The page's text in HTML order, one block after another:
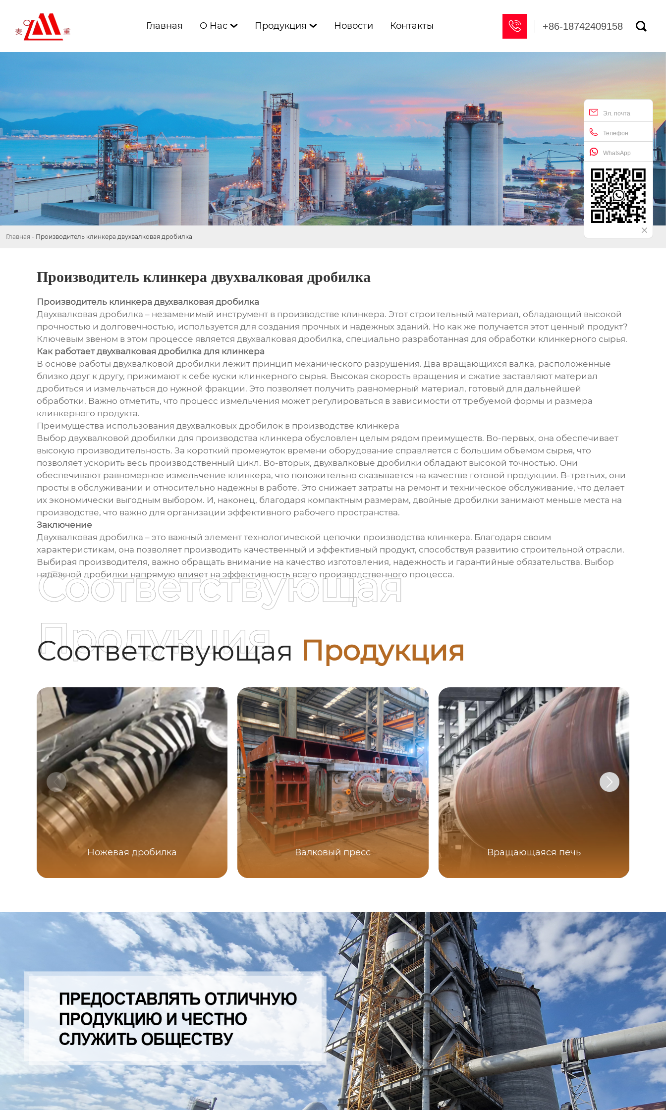
Главная О Нас  Продукция  Новости Контакты  +86-18742409158 
Эл. почта
Телефон
WhatsApp
Главная - Производитель клинкера двухвалковая дробилка
Производитель клинкера двухвалковая дробилка
Производитель клинкера двухвалковая дробилка
Двухвалковая дробилка – незаменимый инструмент в производстве клинкера. Этот строительный материал, обладающий высокой
прочностью и долговечностью, используется для создания прочных и надежных зданий. Но как же получается этот ценный продукт?
Ключевым звеном в этом процессе является двухвалковая дробилка, специально разработанная для обработки клинкерного сырья.
Как работает двухвалковая дробилка для клинкера
В основе работы двухвалковой дробилки лежит принцип механического разрушения. Два вращающихся валка, расположенные
близко друг к другу, прижимают к себе куски клинкерного сырья. Высокая скорость вращения и сжатие заставляют материал
дробиться и измельчаться до нужной фракции. Это позволяет получить равномерный материал, готовый для дальнейшей
обработки. Важно отметить, что процесс измельчения может регулироваться в зависимости от требуемой формы и размера
клинкерного продукта.
Преимущества использования двухвалковых дробилок в производстве клинкера
Выбор двухвалковой дробилки для производства клинкера обусловлен целым рядом преимуществ. Во-первых, она обеспечивает
высокую производительность. За короткий промежуток времени оборудование справляется с большим объемом сырья, что
позволяет ускорить весь производственный цикл. Во-вторых, двухвалковые дробилки обладают высокой точностью. Они
обеспечивают равномерное измельчение клинкера, что положительно сказывается на качестве готовой продукции. В-третьих, они
просты в обслуживании и относительно надежны в работе. Это снижает затраты на ремонт и техническое обслуживание, что делает
их экономически выгодным выбором. И, наконец, благодаря компактным размерам, двойные дробилки занимают меньше места на
производстве, что важно для организации эффективного рабочего пространства.
Заключение
Двухвалковая дробилка – это важный элемент технологической цепочки производства клинкера. Благодаря своим
характеристикам, она позволяет производить качественный и эффективный продукт, способствуя развитию строительной отрасли.
Выбирая производителя, важно обращать внимание на качество изготовления, надежность и гарантийные обязательства. Выбор
надежной дробилки напрямую влияет на эффективность всего производственного процесса.
Соответствующая Продукция
Соответствующая
Продукция
Ножевая дробилка Валковый пресс Вращающаяся печь